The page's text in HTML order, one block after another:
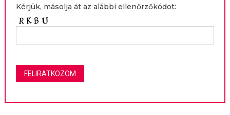
Kérjük, másolja át az alábbi ellenőrzőkódot: